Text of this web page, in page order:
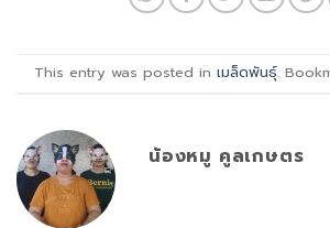
This entry was posted in เมล็ดพันธุ์.
น้องหมู คูลเกษตร